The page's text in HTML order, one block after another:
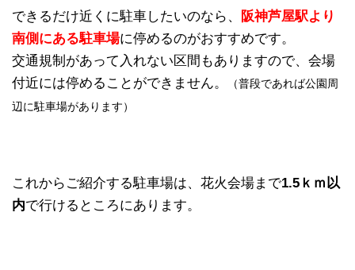
できるだけ近くに駐車したいのなら、
阪神芦屋駅より
南側にある駐車場に停めるのがおすすめです。
交通規制があって入れない区間もありますので、会場
付近には停めることができません。
（普段であれば公園周
辺に駐車場があります）
これからご紹介する駐車場は、花火会場まで1.5ｋｍ以
内で行けるところにあります。